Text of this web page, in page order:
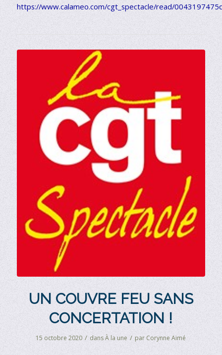
https://www.calameo.com/cgt_spectacle/read/
UN COUVRE FEU SANS
CONCERTATION !
15 octobre 2020 / dansÀ la une / par Corynne Aimé